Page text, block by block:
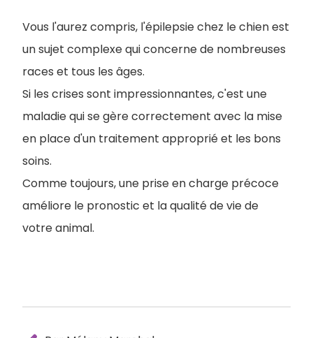
Vous l'aurez compris, l'épilepsie chez le chien est
un sujet complexe qui concerne de nombreuses
races et tous les âges.
Si les crises sont impressionnantes, c'est une
maladie qui se gère correctement avec la mise
en place d'un traitement approprié et les bons
soins.
Comme toujours, une prise en charge précoce
améliore le pronostic et la qualité de vie de
votre animal.